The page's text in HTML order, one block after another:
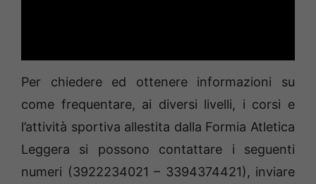
Per chiedere ed ottenere informazioni su
come frequentare, ai diversi livelli, i corsi e
l’attività sportiva allestita dalla Formia Atletica
Leggera si possono contattare i seguenti
numeri (3922234021 – 3394374421), inviare